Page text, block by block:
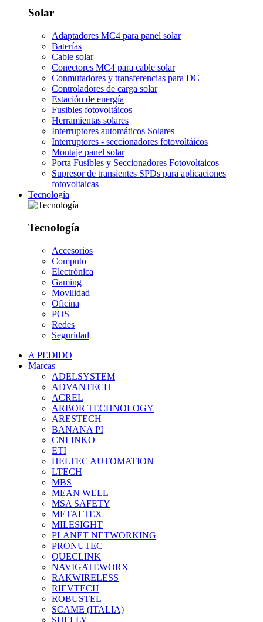
Solar
Adaptadores MC4 para panel solar
Baterías
Cable solar
Conectores MC4 para cable solar
Conmutadores y transferencias para DC
Controladores de carga solar
Estación de energía
Fusibles fotovoltáicos
Herramientas solares
Interruptores automáticos Solares
Interruptores - seccionadores fotovoltáicos
Montaje panel solar
Porta Fusibles y Seccionadores Fotovoltaicos
Supresor de transientes SPDs para aplicaciones
fotovoltaicas
Tecnología
Tecnología
Accesorios
Computo
Electrónica
Gaming
Movilidad
Oficina
POS
Redes
Seguridad
A PEDIDO
Marcas
ADELSYSTEM
ADVANTECH
ACREL
ARBOR TECHNOLOGY
ARESTECH
BANANA PI
CNLINKO
ETI
HELTEC AUTOMATION
LTECH
MBS
MEAN WELL
MSA SAFETY
METALTEX
MILESIGHT
PLANET NETWORKING
PRONUTEC
QUECLINK
NAVIGATEWORX
RAKWIRELESS
RIEVTECH
ROBUSTEL
SCAME (ITALIA)
SHELLY